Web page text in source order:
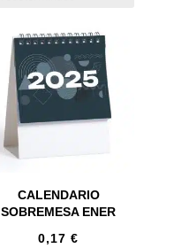
CALENDARIO
SOBREMESA ENER
0,17€